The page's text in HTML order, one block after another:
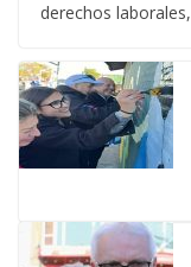
derechos laborales,